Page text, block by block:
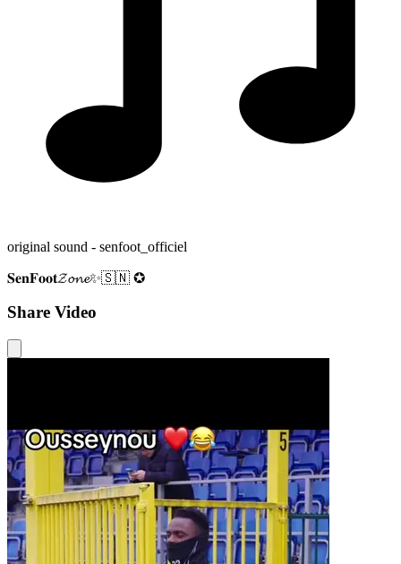
original sound - senfoot_officiel
𝐒𝐞𝐧𝐅𝐨𝐨𝐭𝓩𝓸𝓷𝓮✨🇸🇳 ✪
Share Video